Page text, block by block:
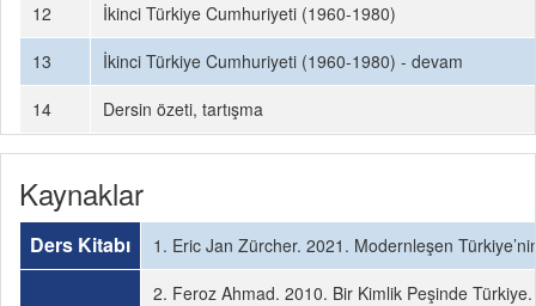
12
İkinci Türkiye Cumhuriyeti (1960-1980)
13
İkinci Türkiye Cumhuriyeti (1960-1980) - devam
14
Dersin özeti, tartışma
Kaynaklar
Ders Kitabı
1. Eric Jan Zürcher. 2021. Modernleşen
2. Feroz Ahmad. 2010. Bir Kimlik Peşinde